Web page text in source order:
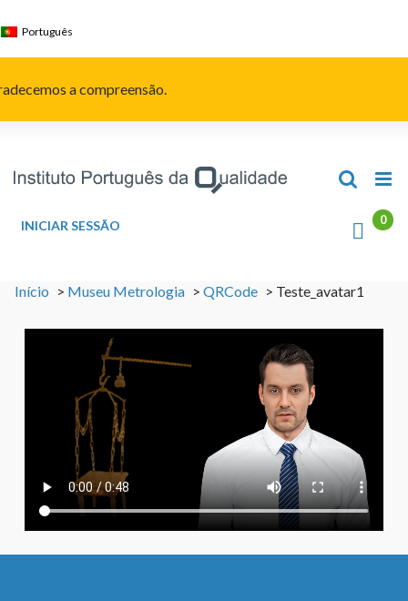
to
Português
a compreensão.
INICIAR SESSÃO
Início > Museu Metrologia > QRCode > Teste_avatar1